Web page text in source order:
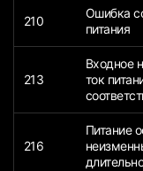
210
Ошибка
питания
213
Входное
ток
216
Питание